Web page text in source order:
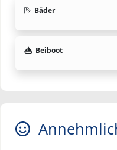
Bäder
Beiboot